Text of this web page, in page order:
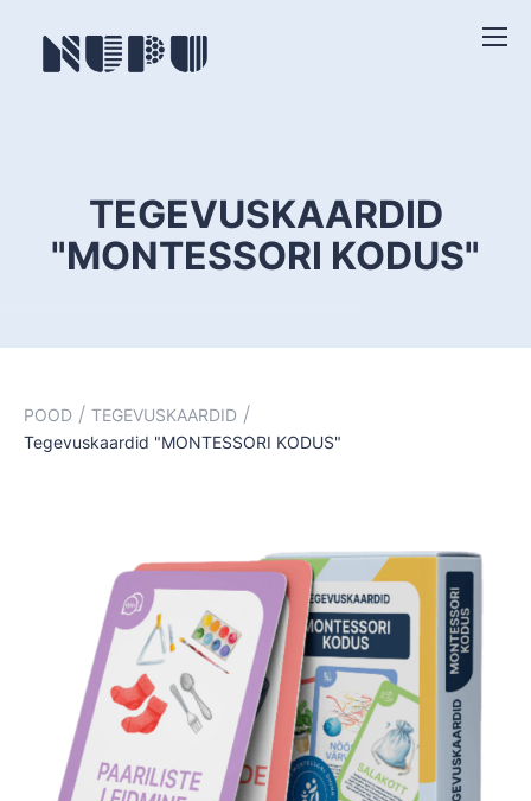
TEGEVUSKAARDID
"MONTESSORI KODUS"
POOD / TEGEVUSKAARDID /
Tegevuskaardid "MONTESSORI KODUS"